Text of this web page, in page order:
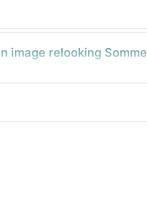
Mignon
le-Cloud
image relooking Somme